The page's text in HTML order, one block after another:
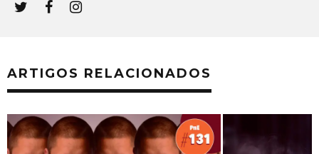
ARTIGOS RELACIONADOS